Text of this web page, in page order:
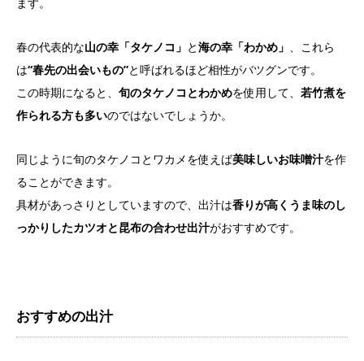
春の代表的な山の幸「タケノコ」 と海の幸「わかめ」 、これら
は“春先の出会いもの”と呼ばれるほど相性がバツグンです。
この時期になると、 旬のタケノコとわかめを使用して、 若竹煮を
作られる方も多いのではないでしょうか。
同じように旬のタケノコとワカメを使えば美味しいお味噌汁を作
ることができます。
具材があっさりとしていますので、出汁は香りが高くうま味のし
っかりしたカツオと昆布の合わせ出汁がおすすめです。
おすすめの出汁